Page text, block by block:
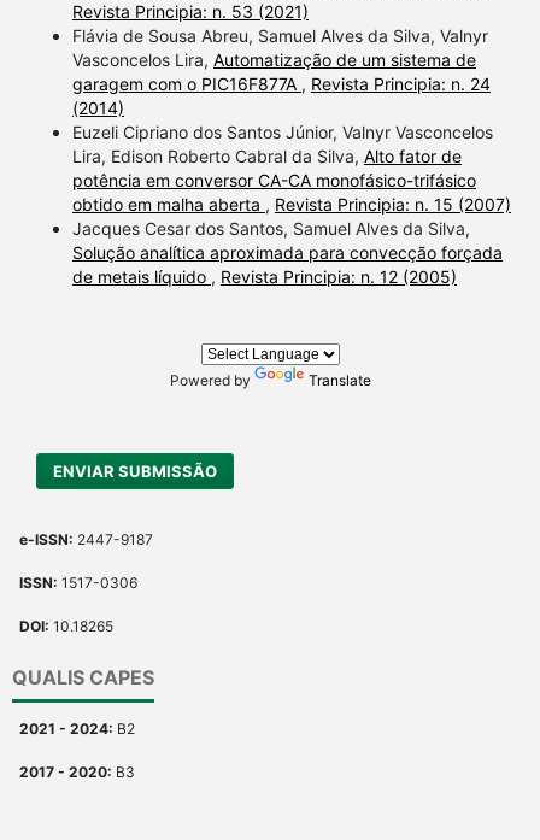
Revista Principia: n. 53 (2021)
Flávia de Sousa Abreu, Samuel Alves da Silva, Valnyr
Vasconcelos Lira, Automatização de um sistema de
garagem com o PIC16F877A , Revista Principia: n. 24
(2014)
Euzeli Cipriano dos Santos Júnior, Valnyr Vasconcelos
Lira, Edison Roberto Cabral da Silva, Alto fator de
potência em conversor CA-CA monofásico-trifásico
obtido em malha aberta , Revista Principia: n. 15 (2007)
Jacques Cesar dos Santos, Samuel Alves da Silva,
Solução analítica aproximada para convecção forçada
de metais líquido , Revista Principia: n. 12 (2005)
Powered by Translate
ENVIAR SUBMISSÃO
e-ISSN: 2447-9187
ISSN: 1517-0306
DOI: 10.18265
QUALIS CAPES
2021 - 2024: B2
2017 - 2020: B3